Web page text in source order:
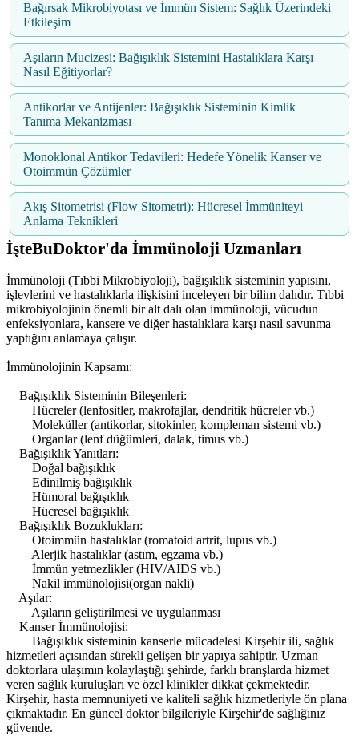
Bağırsak Mikrobiyotası ve İmmün Sistem: Sağlık Üzerindeki
Etkileşim
Aşıların Mucizesi: Bağışıklık Sistemini Hastalıklara Karşı
Nasıl Eğitiyorlar?
Antikorlar ve Antijenler: Bağışıklık Sisteminin Kimlik
Tanıma Mekanizması
Monoklonal Antikor Tedavileri: Hedefe Yönelik Kanser ve
Otoimmün Çözümler
Akış Sitometrisi (Flow Sitometri): Hücresel İmmüniteyi
Anlama Teknikleri
İşteBuDoktor'da İmmünoloji Uzmanları
İmmünoloji (Tıbbi Mikrobiyoloji), bağışıklık sisteminin yapısını,
işlevlerini ve hastalıklarla ilişkisini inceleyen bir bilim dalıdır. Tıbbi
mikrobiyolojinin önemli bir alt dalı olan immünoloji, vücudun
enfeksiyonlara, kansere ve diğer hastalıklara karşı nasıl savunma
yaptığını anlamaya çalışır.
İmmünolojinin Kapsamı:
Bağışıklık Sisteminin Bileşenleri:
Hücreler (lenfositler, makrofajlar, dendritik hücreler vb.)
Moleküller (antikorlar, sitokinler, kompleman sistemi vb.)
Organlar (lenf düğümleri, dalak, timus vb.)
Bağışıklık Yanıtları:
Doğal bağışıklık
Edinilmiş bağışıklık
Hümoral bağışıklık
Hücresel bağışıklık
Bağışıklık Bozuklukları:
Otoimmün hastalıklar (romatoid artrit, lupus vb.)
Alerjik hastalıklar (astım, egzama vb.)
İmmün yetmezlikler (HIV/AIDS vb.)
Nakil immünolojisi(organ nakli)
Aşılar:
Aşıların geliştirilmesi ve uygulanması
Kanser İmmünolojisi:
Bağışıklık sisteminin kanserle mücadelesi Kirşehir ili, sağlık
hizmetleri açısından sürekli gelişen bir yapıya sahiptir. Uzman
doktorlara ulaşımın kolaylaştığı şehirde, farklı branşlarda hizmet
veren sağlık kuruluşları ve özel klinikler dikkat çekmektedir.
Kirşehir, hasta memnuniyeti ve kaliteli sağlık hizmetleriyle ön plana
çıkmaktadır. En güncel doktor bilgileriyle Kirşehir'de sağlığınız
güvende.